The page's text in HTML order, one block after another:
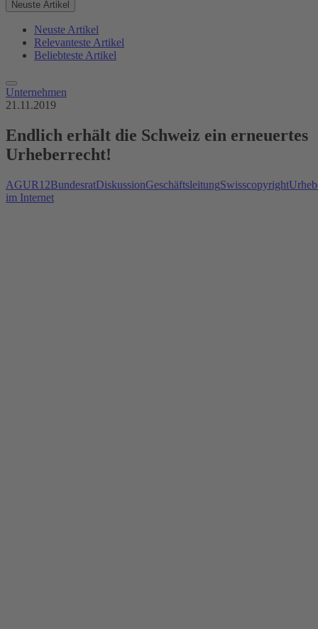
Neuste Artikel
Neuste Artikel
Relevanteste Artikel
Beliebteste Artikel
Unternehmen
21.11.2019
Endlich erhält die Schweiz ein erneuertes
Urheberrecht!
AGUR12BundesratDiskussionGeschäftsleitungSwisscopyright
im Internet